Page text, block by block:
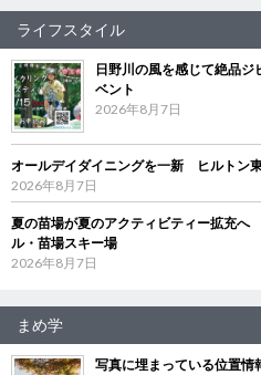
ライフスタイル
日野川の風を感じて絶品
ベント
2026年8月7日
オールデイダイニングを一新 ヒルトン
2026年8月7日
夏の苗場が夏のアクティビティー拡充
ル・苗場スキー場
2026年8月7日
まめ学
写真に埋まっている位置